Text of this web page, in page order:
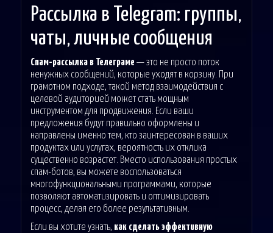
Рассылка в Telegram: группы,
чаты, личные сообщения
Спам-рассылка в Телеграме — это не просто поток
ненужных сообщений, которые уходят в корзину. При
грамотном подходе, такой метод взаимодействия с
целевой аудиторией может стать мощным
инструментом для продвижения. Если ваши
предложения будут правильно оформлены и
направлены именно тем, кто заинтересован в ваших
продуктах или услугах, вероятность их отклика
существенно возрастет. Вместо использования простых
спам-ботов, вы можете воспользоваться
многофункциональными программами, которые
позволяют автоматизировать и оптимизировать
процесс, делая его более результативным.
Если вы хотите узнать, как сделать эффективную